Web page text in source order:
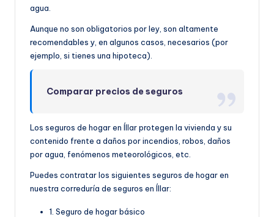
agua.
Aunque no son obligatorios por ley, son altamente
recomendables y, en algunos casos, necesarios (por
ejemplo, si tienes una hipoteca).
Comparar precios de seguros
Los seguros de hogar en Íllar protegen la vivienda y su
contenido frente a daños por incendios, robos, daños
por agua, fenómenos meteorológicos, etc.
Puedes contratar los siguientes seguros de hogar en
nuestra correduría de seguros en Íllar:
1. Seguro de hogar básico